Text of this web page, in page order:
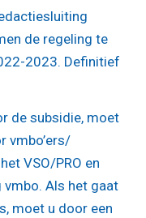
de regeling te
2023. Definitief
de subsidie, moet
vmbo’ers/
VSO/PRO en
Als het gaat
moet u door een